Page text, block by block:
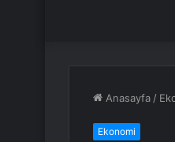
Anasayfa /
Ekonomi